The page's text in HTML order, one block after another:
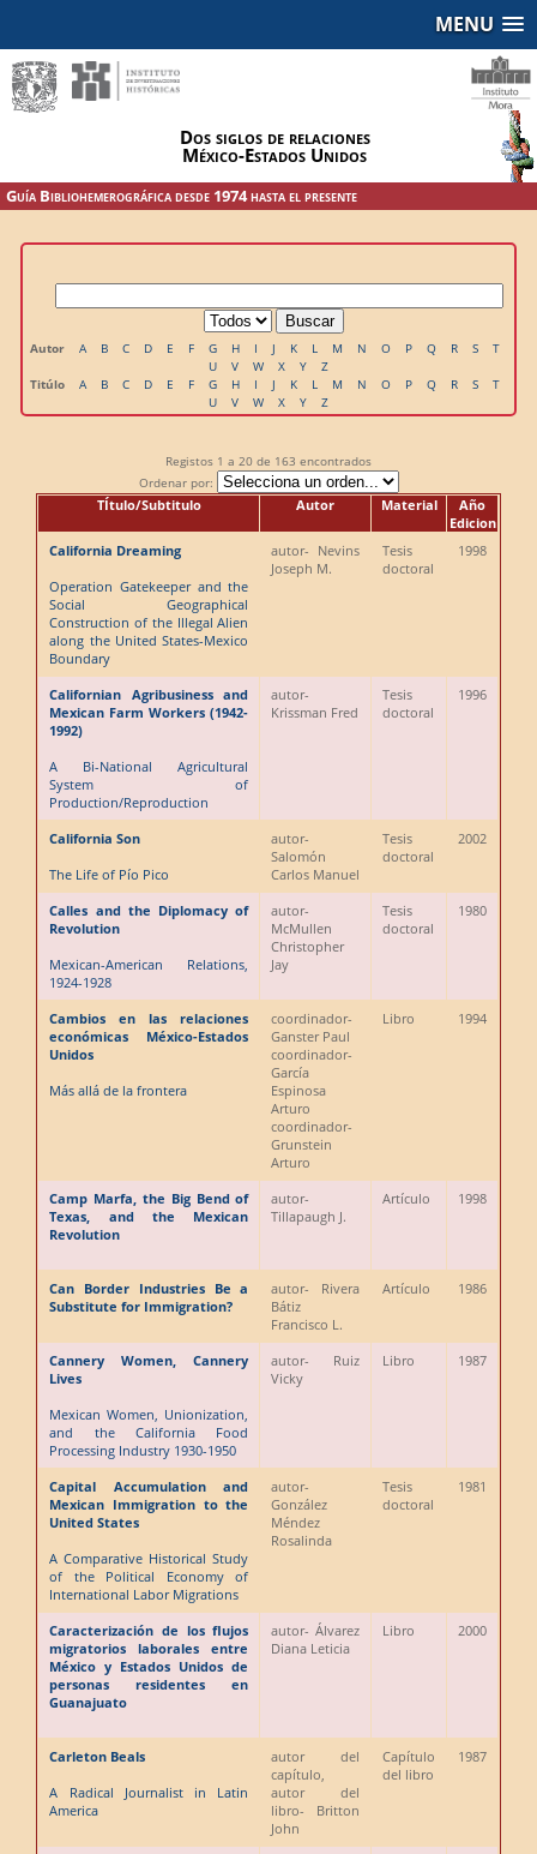
MENU
Dos siglos de relaciones
México-Estados Unidos
Guía Bibliohemerográfica desde 1974 hasta el presente
Autor A B C D E F G H I J K L M N O P Q R S
T
U
V W X Y
Z
Titúlo
A B C D E F G H I J K L M N O P Q R S
T
U
V W X Y Z
Registos 1 a 20 de 163 encontrados
Ordenar por:
TÍtulo/Subtitulo Autor Material
Año
Edicion
California Dreaming
Operation Gatekeeper and the
Social Geographical
Construction of the Illegal Alien
along the United States-Mexico
Boundary
autor- Nevins
Joseph M.
Tesis
doctoral
1998
Californian Agribusiness and
Mexican Farm Workers (1942-
1992)
A Bi-National Agricultural
System of
Production/Reproduction
autor-
Krissman Fred
Tesis
doctoral
1996
California Son
The Life of Pío Pico
autor-
Salomón
Carlos Manuel
Tesis
doctoral
2002
Calles and the Diplomacy of
Revolution
Mexican-American Relations,
1924-1928
autor-
McMullen
Christopher
Jay
Tesis
doctoral
1980
Cambios en las relaciones
económicas México-Estados
Unidos
Más allá de la frontera
coordinador-
Ganster Paul
coordinador-
García
Espinosa
Arturo
coordinador-
Grunstein
Arturo
Libro 1994
Camp Marfa, the Big Bend of
Texas, and the Mexican
Revolution
autor-
Tillapaugh J.
Artículo 1998
Can Border Industries Be a
Substitute for Immigration?
autor- Rivera
Bátiz
Francisco L.
Artículo 1986
Cannery Women, Cannery
Lives
Mexican Women, Unionization,
and the California Food
Processing Industry 1930-1950
autor- Ruiz
Vicky
Libro 1987
Capital Accumulation and
Mexican Immigration to the
United States
A Comparative Historical Study
of the Political Economy of
International Labor Migrations
autor-
González
Méndez
Rosalinda
Tesis
doctoral
1981
Caracterización de los flujos
migratorios laborales entre
México y Estados Unidos de
personas residentes en
Guanajuato
autor- Álvarez
Diana Leticia
Libro 2000
Carleton Beals
A Radical Journalist in Latin
America
autor del
capítulo,
autor del
libro- Britton
John
Capítulo
del libro
1987